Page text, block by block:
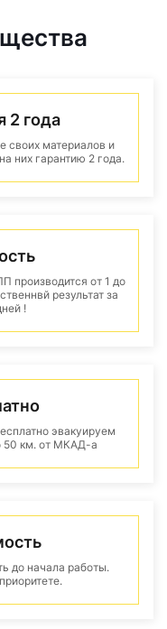
2 года
своих материалов и
них гарантию 2 года.
производится от 1 до
результат за
!
эвакуируем
50 км. от МКАД-а
до начала работы.